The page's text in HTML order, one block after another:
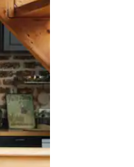
できます。